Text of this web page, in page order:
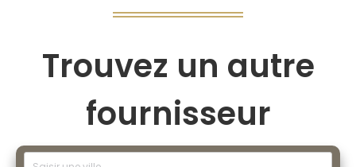
Trouvez un autre
fournisseur